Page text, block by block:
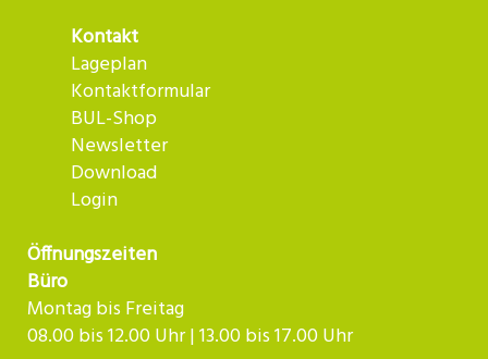
Kontakt
Lageplan
Kontaktformular
BUL-Shop
Newsletter
Download
Login
Öffnungszeiten
Büro
Montag bis Freitag
08.00 bis 12.00 Uhr | 13.00 bis 17.00 Uhr